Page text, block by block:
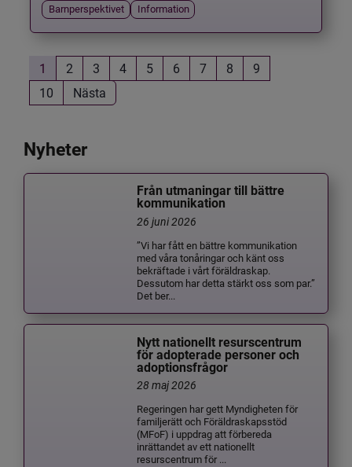
Barnperspektivet
Information
1 2 3 4 5 6 7 8
9
10
Nästa
Nyheter
Från utmaningar till bättre
kommunikation
26 juni 2026
”Vi har fått en bättre kommunikation
med våra tonåringar och känt oss
bekräftade i vårt föräldraskap.
Dessutom har detta stärkt oss som par.”
Det ber...
Nytt nationellt resurscentrum
för adopterade personer och
adoptionsfrågor
28 maj 2026
Regeringen har gett Myndigheten för
familjerätt och Föräldraskapsstöd
(MFoF) i uppdrag att förbereda
inrättandet av ett nationellt
resurscentrum för ...